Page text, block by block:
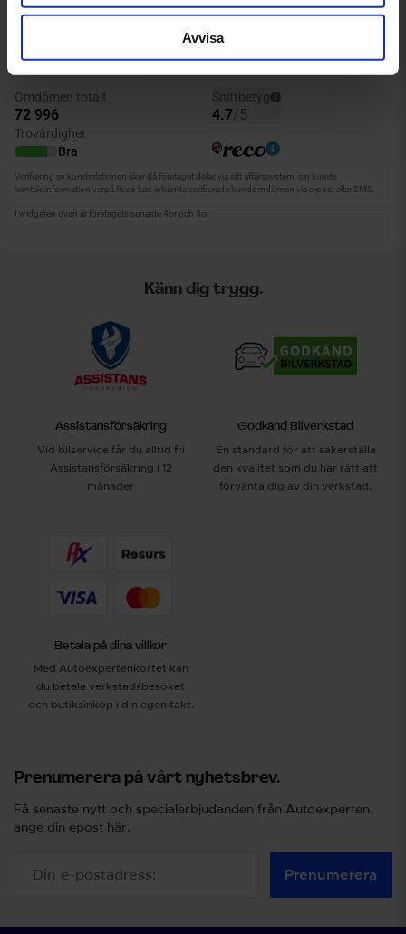
Avvisa
Känn dig trygg.
Assistansförsäkring
Vid bilservice får du alltid fri
Assistansförsäkring i 12
månader
Godkänd Bilverkstad
En standard för att säkerställa
den kvalitet som du har rätt att
förvänta dig av din verkstad.
Betala på dina villkor
Med Autoexpertenkortet kan
du betala verkstadsbesöket
och butiksinköp i din egen takt.
Prenumerera på vårt nyhetsbrev.
Få senaste nytt och specialerbjudanden från Autoexperten,
ange din epost här.
Prenumerera